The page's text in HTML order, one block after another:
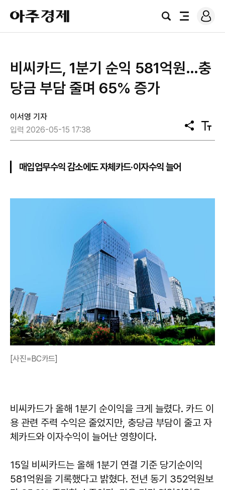
아
주
경
검
전
로
그
비씨카드, 1분기 순익 581억원…충
당금 부담 줄며 65% 증가
이서영 기자
입력 2026-05-15 17:38
공
유
텍
스
매입업무수익 감소에도 자체카드·이자수익 늘어
[사진=BC카드]
비씨카드가 올해 1분기 순이익을 크게 늘렸다. 카드 이
용 관련 주력 수익은 줄었지만, 충당금 부담이 줄고 자
체카드와 이자수익이 늘어난 영향이다.
15일 비씨카드는 올해 1분기 연결 기준 당기순이익
581억원을 기록했다고 밝혔다. 전년 동기 352억원보